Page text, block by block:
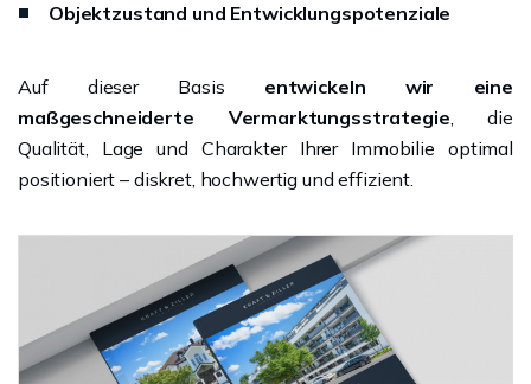
Objektzustand und Entwicklungspotenziale
Auf dieser Basis entwickeln wir eine
maßgeschneiderte Vermarktungsstrategie, die
Qualität, Lage und Charakter Ihrer Immobilie optimal
positioniert – diskret, hochwertig und effizient.